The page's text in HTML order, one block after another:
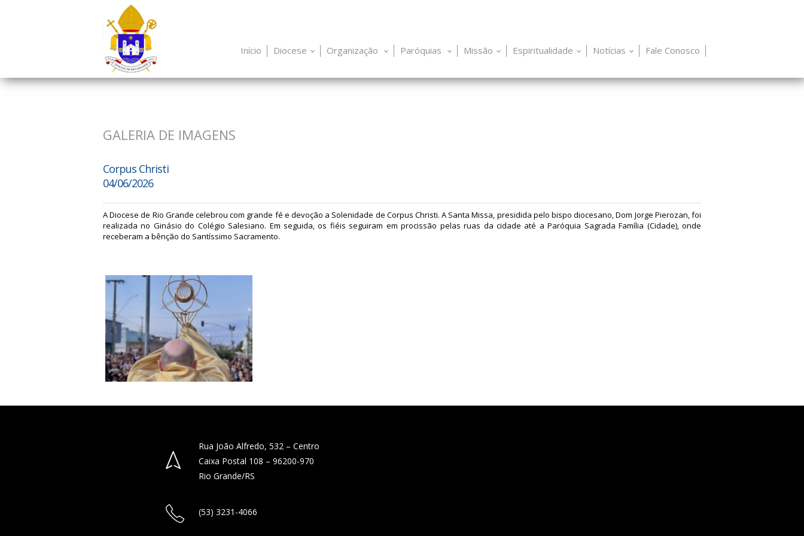
Início Diocese Organização Paróquias Missão Espiritualidade Notícias Fale Conosco
GALERIA DE IMAGENS
Corpus Christi
04/06/2026
A Diocese de Rio Grande celebrou com grande fé e devoção a Solenidade de Corpus Christi. A Santa Missa, presidida pelo bispo diocesano, Dom Jorge Pierozan, foi
realizada no Ginásio do Colégio Salesiano. Em seguida, os fiéis seguiram em procissão pelas ruas da cidade até a Paróquia Sagrada Família (Cidade), onde
receberam a bênção do Santíssimo Sacramento.
Rua João Alfredo, 532 – Centro
Caixa Postal 108 – 96200-970
Rio Grande/RS
(53) 3231-4066